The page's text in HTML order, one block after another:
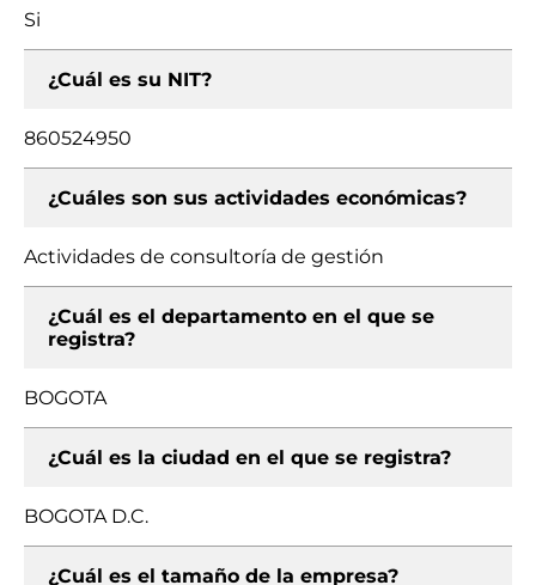
Si
¿Cuál es su NIT?
860524950
¿Cuáles son sus actividades económicas?
Actividades de consultoría de gestión
¿Cuál es el departamento en el que se
registra?
BOGOTA
¿Cuál es la ciudad en el que se registra?
BOGOTA D.C.
¿Cuál es el tamaño de la empresa?